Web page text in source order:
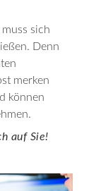
sich
Denn
merken
können
auf Sie!